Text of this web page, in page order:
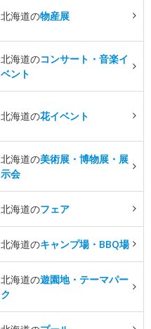
北海道の物産展
北海道のコンサート・音楽イ
ベント
北海道の花イベント
北海道の美術展・博物展・展
示会
北海道のフェア
北海道のキャンプ場・BBQ場
北海道の遊園地・テーマパー
ク